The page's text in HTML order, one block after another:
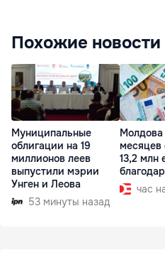
Похожие новости
Муниципальные
облигации на 19
миллионов леев
выпустили мэрии
Унген и Леова
53 минуты назад
Молдова
месяцев
13,2 млн
час